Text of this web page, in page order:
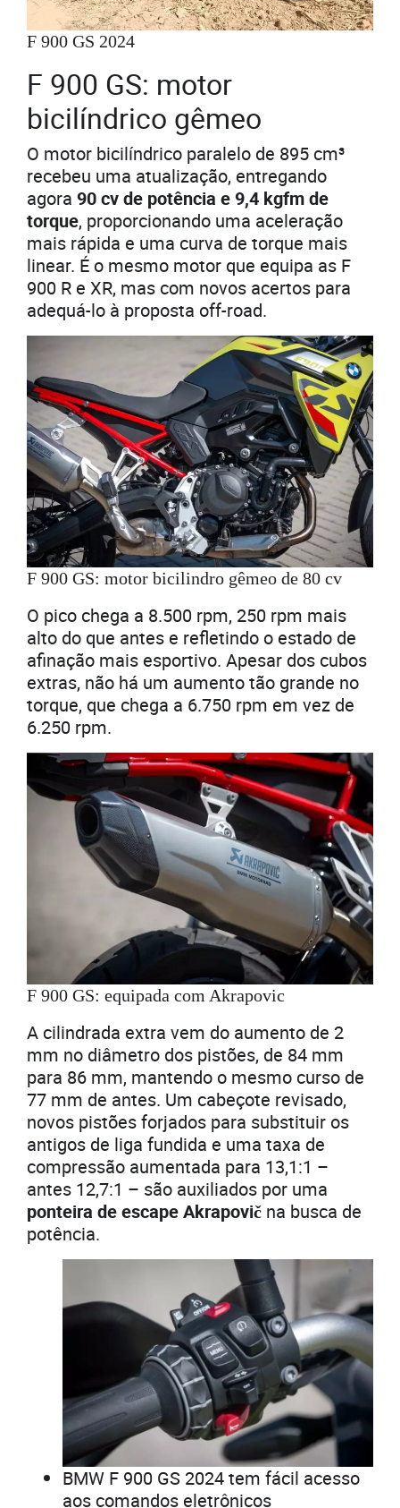
F 900 GS 2024
F 900 GS: motor
bicilíndrico gêmeo
O motor bicilíndrico paralelo de 895 cm³
recebeu uma atualização, entregando
agora 90 cv de potência e 9,4 kgfm de
torque, proporcionando uma aceleração
mais rápida e uma curva de torque mais
linear. É o mesmo motor que equipa as F
900 R e XR, mas com novos acertos para
adequá-lo à proposta off-road.
F 900 GS: motor bicilindro gêmeo de 80 cv
O pico chega a 8.500 rpm, 250 rpm mais
alto do que antes e refletindo o estado de
afinação mais esportivo. Apesar dos cubos
extras, não há um aumento tão grande no
torque, que chega a 6.750 rpm em vez de
6.250 rpm.
F 900 GS: equipada com Akrapovic
A cilindrada extra vem do aumento de 2
mm no diâmetro dos pistões, de 84 mm
para 86 mm, mantendo o mesmo curso de
77 mm de antes. Um cabeçote revisado,
novos pistões forjados para substituir os
antigos de liga fundida e uma taxa de
compressão aumentada para 13,1:1 –
antes 12,7:1 – são auxiliados por uma
ponteira de escape Akrapovič na busca de
potência.
BMW F 900 GS 2024 tem fácil acesso
aos comandos eletrônicos